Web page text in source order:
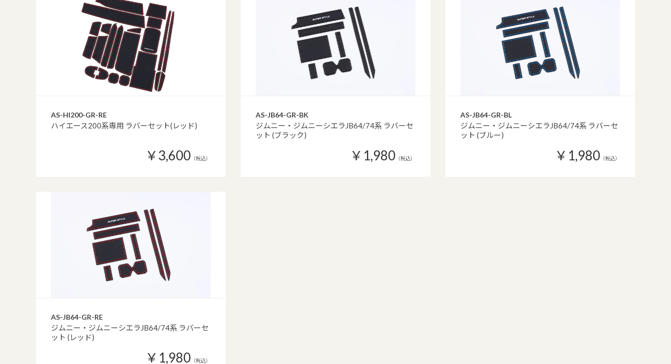
AS-HI200-GR-RE
ハイエース200系専用 ラバーセット(レッド)
￥3,600 （税込）
AS-JB64-GR-BK
ジムニー・ジムニーシエラJB64/74系 ラバーセ
ット (ブラック)
￥1,980 （税込）
AS-JB64-GR-BL
ジムニー・ジムニーシエラJB64/74系 ラバーセ
ット (ブルー)
￥1,980 （税込）
AS-JB64-GR-RE
ジムニー・ジムニーシエラJB64/74系 ラバーセ
ット (レッド)
￥1,980 （税込）